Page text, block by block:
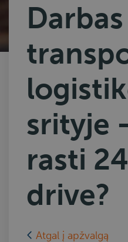
Darbas
srityje
rasti
drive?
Atgal į apžvalgą